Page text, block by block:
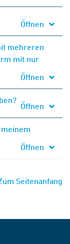
Öffnen
mehreren
mit nur
Öffnen
Öffnen
Öffnen
Seitenanfang